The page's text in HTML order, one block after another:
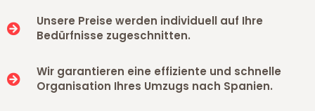
Unsere Preise werden individuell auf Ihre
Bedürfnisse zugeschnitten.
Wir garantieren eine effiziente und schnelle
Organisation Ihres Umzugs nach Spanien.